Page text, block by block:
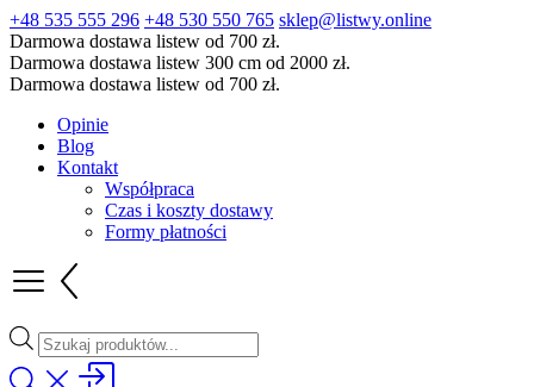
+48 535 555 296 +48 530 550 765 sklep@listwy.online
Darmowa dostawa listew od 700 zł.
Darmowa dostawa listew 300 cm od 2000 zł.
Darmowa dostawa listew od 700 zł.
Opinie
Blog
Kontakt
Współpraca
Czas i koszty dostawy
Formy płatności
Wyszukiwarka
produktów